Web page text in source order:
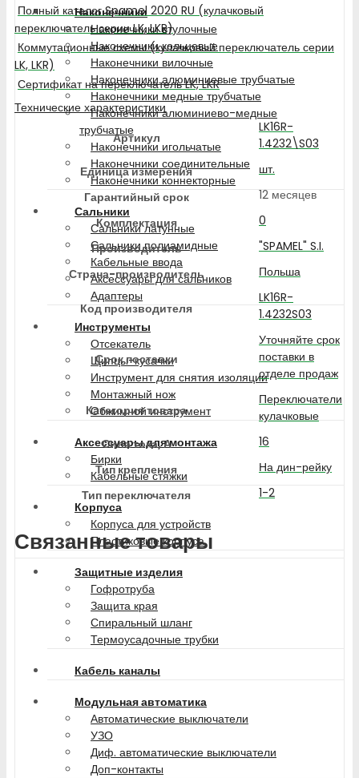
Наконечники
Наконечники втулочные
Наконечники кольцевые
Наконечники вилочные
Наконечники алюминиевые трубчатые
Наконечники медные трубчатые
Наконечники алюминиево-медные
трубчатые
Наконечники игольчатые
Наконечники соединительные
Наконечники коннекторные
Сальники
Сальники латунные
Сальники полиамидные
Кабельные ввода
Аксессуары для сальников
Адаптеры
Инструменты
Отсекатель
Щипцы-кусачки
Инструмент для снятия изоляции
Монтажный нож
Обжимной инструмент
Аксессуары для монтажа
Бирки
Кабельные стяжки
Корпуса
Корпуса для устройств
Пластиковые корпуса
Защитные изделия
Гофротруба
Защита края
Спиральный шланг
Термоусадочные трубки
Кабель каналы
Модульная автоматика
Автоматические выключатели
УЗО
Диф. автоматические выключатели
Доп-контакты
Полный каталог Spamel 2020 RU (кулачковый
переключатель серии LK, LKR)
Коммутационные схемы (кулачковый переключатель серии
LK, LKR)
Сертификат на переключатель LK, LKR
Технические характеристики
Артикул
LK16R-
1.4232\S03
Единица измерения
шт.
Гарантийный срок
12 месяцев
Комплектация
0
Производитель
"SPAMEL" S.I.
Страна-производитель
Польша
Код производителя
LK16R-
1.4232S03
Срок поставки
Уточняйте срок
поставки в
отделе продаж
Категория товара
Переключатели
кулачковые
Сила тока, А
16
Тип крепления
На дин-рейку
Тип переключателя
1-2
Связанные товары